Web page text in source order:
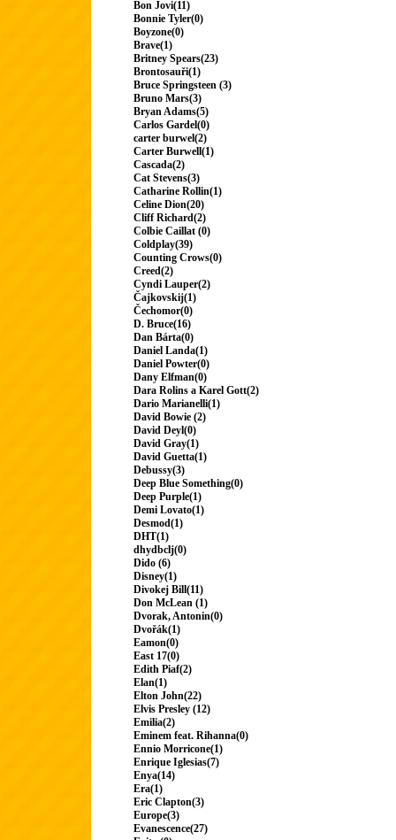
Bon Jovi(11)
Bonnie Tyler(0)
Boyzone(0)
Brave(1)
Britney Spears(23)
Brontosauři(1)
Bruce Springsteen (3)
Bruno Mars(3)
Bryan Adams(5)
Carlos Gardel(0)
carter burwel(2)
Carter Burwell(1)
Cascada(2)
Cat Stevens(3)
Catharine Rollin(1)
Celine Dion(20)
Cliff Richard(2)
Colbie Caillat (0)
Coldplay(39)
Counting Crows(0)
Creed(2)
Cyndi Lauper(2)
Čajkovskij(1)
Čechomor(0)
D. Bruce(16)
Dan Bárta(0)
Daniel Landa(1)
Daniel Powter(0)
Dany Elfman(0)
Dara Rolins a Karel Gott(2)
Dario Marianelli(1)
David Bowie (2)
David Deyl(0)
David Gray(1)
David Guetta(1)
Debussy(3)
Deep Blue Something(0)
Deep Purple(1)
Demi Lovato(1)
Desmod(1)
DHT(1)
dhydbclj(0)
Dido (6)
Disney(1)
Divokej Bill(11)
Don McLean (1)
Dvorak, Antonin(0)
Dvořák(1)
Eamon(0)
East 17(0)
Edith Piaf(2)
Elan(1)
Elton John(22)
Elvis Presley (12)
Emilia(2)
Eminem feat. Rihanna(0)
Ennio Morricone(1)
Enrique Iglesias(7)
Enya(14)
Era(1)
Eric Clapton(3)
Europe(3)
Evanescence(27)